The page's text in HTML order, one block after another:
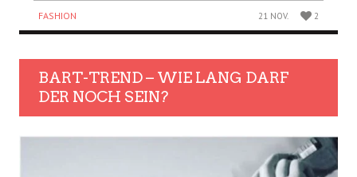
FASHION 21 NOV. 2
BART-TREND – WIE LANG DARF
DER NOCH SEIN?